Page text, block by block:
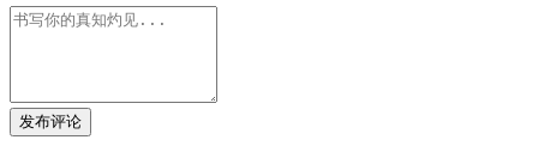
发布评论